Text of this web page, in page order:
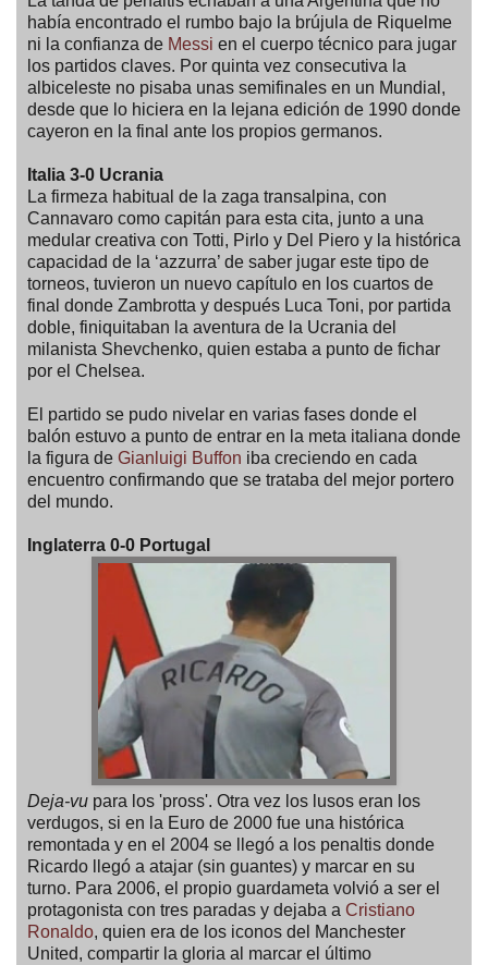
había encontrado el rumbo bajo la brújula de Riquelme
ni la confianza de Messi en el cuerpo técnico para jugar
los partidos claves. Por quinta vez consecutiva la
albiceleste no pisaba unas semifinales en un Mundial,
desde que lo hiciera en la lejana edición de 1990 donde
cayeron en la final ante los propios germanos.
Italia 3-0 Ucrania
La firmeza habitual de la zaga transalpina, con
Cannavaro como capitán para esta cita, junto a una
medular creativa con Totti, Pirlo y Del Piero y la histórica
capacidad de la ‘azzurra’ de saber jugar este tipo de
torneos, tuvieron un nuevo capítulo en los cuartos de
final donde Zambrotta y después Luca Toni, por partida
doble, finiquitaban la aventura de la Ucrania del
milanista Shevchenko, quien estaba a punto de fichar
por el Chelsea.
El partido se pudo nivelar en varias fases donde el
balón estuvo a punto de entrar en la meta italiana donde
la figura de Gianluigi Buffon iba creciendo en cada
encuentro confirmando que se trataba del mejor portero
del mundo.
Inglaterra 0-0 Portugal
Deja-vu para los 'pross'. Otra vez los lusos eran los
verdugos, si en la Euro de 2000 fue una histórica
remontada y en el 2004 se llegó a los penaltis donde
Ricardo llegó a atajar (sin guantes) y marcar en su
turno. Para 2006, el propio guardameta volvió a ser el
protagonista con tres paradas y dejaba a Cristiano
Ronaldo, quien era de los iconos del Manchester
United, compartir la gloria al marcar el último